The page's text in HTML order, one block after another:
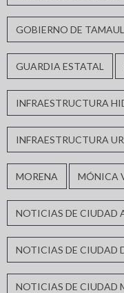
GOBIERNO DE
GUARDIA ESTATAL
INFRAESTRUCTURA
INFRAESTRUCTURA
MORENA MÓNICA
NOTICIAS DE CIUDAD
NOTICIAS DE CIUDAD
NOTICIAS DE CIUDAD